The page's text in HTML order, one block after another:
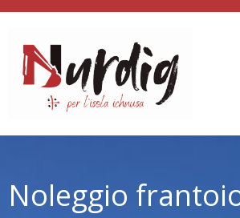
Vai
contenuto
Noleggio